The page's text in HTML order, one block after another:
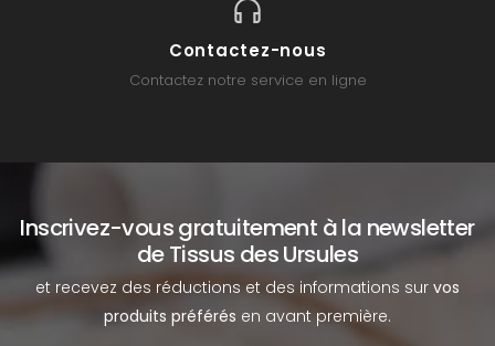
Contactez-nous
Contactez notre service en ligne
Inscrivez-vous gratuitement à la newsletter
de Tissus des Ursules
et recevez des réductions et des informations sur vos
produits préférés en avant première.